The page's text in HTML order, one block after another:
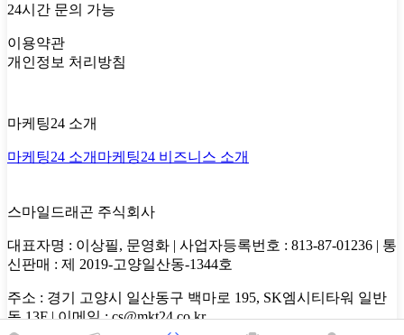
24시간 문의 가능
이용약관
개인정보 처리방침
마케팅24 소개
마케팅24 소개 마케팅24 비즈니스 소개
스마일드래곤 주식회사
대표자명 : 이상필, 문영화 | 사업자등록번호 : 813-87-01236 | 통
신판매 : 제 2019-고양일산동-1344호
주소 : 경기 고양시 일산동구 백마로 195, SK엠시티타워 일반
동 13F | 이메일 : cs@mkt24.co.kr